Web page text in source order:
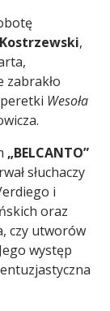
,
zabrakło
Wesoła
„BELCANTO”
słuchaczy
i
oraz
czy utworów
występ